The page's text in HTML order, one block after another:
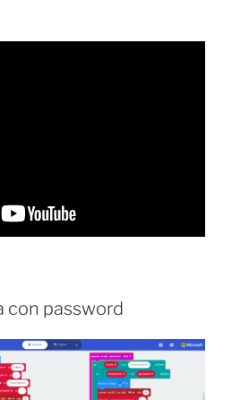
con password